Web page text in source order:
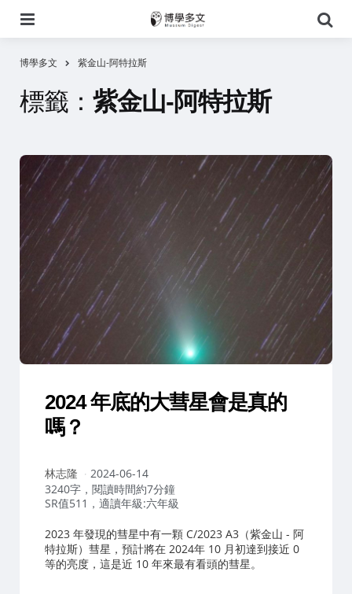
尋
博學多文 紫金山-阿特拉斯
標籤： 紫金山-阿特拉斯
2024 年底的大彗星會是真的
嗎？
作
者：
林志隆
2024-06-14
3240字，閱讀時間約7分鐘
SR值511，適讀年級:六年級
2023 年發現的彗星中有一顆 C/2023 A3（紫金山 - 阿
特拉斯）彗星，預計將在 2024年 10 月初達到接近 0
等的亮度，這是近 10 年來最有看頭的彗星。